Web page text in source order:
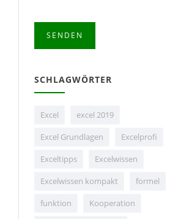
SCHLAGWÖRTER
Excel
excel 2019
Excel Grundlagen
Excelprofi
Exceltipps
Excelwissen
Excelwissen kompakt
formel
funktion
Kooperation